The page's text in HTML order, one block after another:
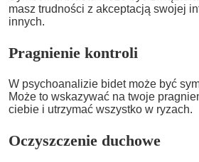
masz trudności z akceptacją swojej
innych.
Pragnienie kontroli
W psychoanalizie bidet może być
Może to wskazywać na twoje
ciebie i utrzymać wszystko w ryzach.
Oczyszczenie duchowe